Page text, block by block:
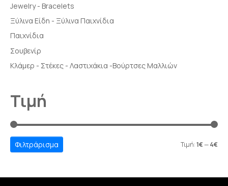
Jewelry - Bracelets
Ξύλινα Είδη - Ξύλινα Παιχνίδια
Παιχνίδια
Σουβενίρ
Κλάμερ - Στέκες - Λαστιχάκια -Βούρτσες Μαλλιών
Τιμή
Φιλτράρισμα Τιμή:1€—4€